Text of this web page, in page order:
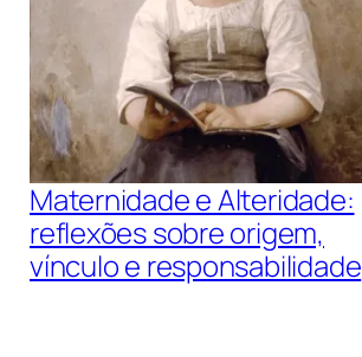
Maternidade e Alteridade:
reflexões sobre origem,
vínculo e responsabilidade